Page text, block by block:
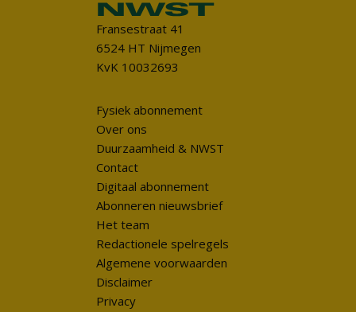
Fransestraat 41
6524 HT Nijmegen
KvK 10032693
Fysiek abonnement
Over ons
Duurzaamheid & NWST
Contact
Digitaal abonnement
Abonneren nieuwsbrief
Het team
Redactionele spelregels
Algemene voorwaarden
Disclaimer
Privacy